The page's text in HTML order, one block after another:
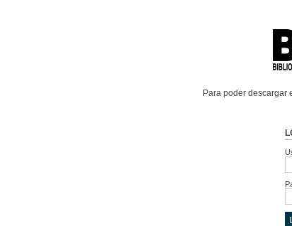
Para poder descargar